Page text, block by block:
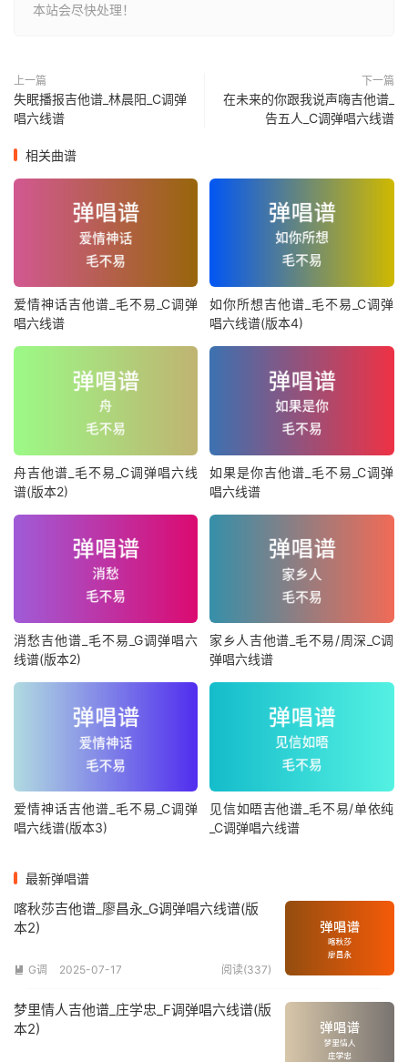
本站会尽快处理！
上一篇
失眠播报吉他谱_林晨阳_C调弹
唱六线谱
下一篇
在未来的你跟我说声嗨吉他谱_
告五人_C调弹唱六线谱
相关曲谱
爱情神话吉他谱_毛不易_C调弹
唱六线谱
如你所想吉他谱_毛不易_C调弹
唱六线谱(版本4)
舟吉他谱_毛不易_C调弹唱六线
谱(版本2)
如果是你吉他谱_毛不易_C调弹
唱六线谱
消愁吉他谱_毛不易_G调弹唱六
线谱(版本2)
家乡人吉他谱_毛不易/周深_C调
弹唱六线谱
爱情神话吉他谱_毛不易_C调弹
唱六线谱(版本3)
见信如晤吉他谱_毛不易/单依纯
_C调弹唱六线谱
最新弹唱谱
喀秋莎吉他谱_廖昌永_G调弹唱六线谱(版
本2)
 G调 2025-07-17 阅读(337)
梦里情人吉他谱_庄学忠_F调弹唱六线谱(版
本2)